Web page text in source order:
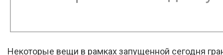
Некоторые вещи в рамках запущенной сегодня